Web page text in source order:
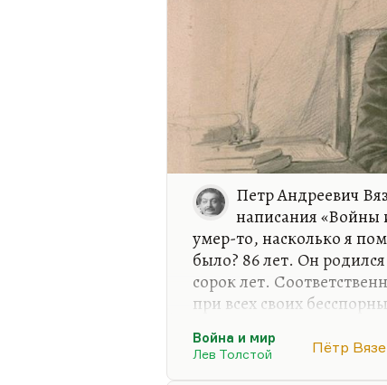
Петр Андреевич
написания «Войны
умер-то, насколько я
было? 86 лет. Он
сорок лет.
при всех своих
понравились
Война и мир
Лев Толстой
Пётр